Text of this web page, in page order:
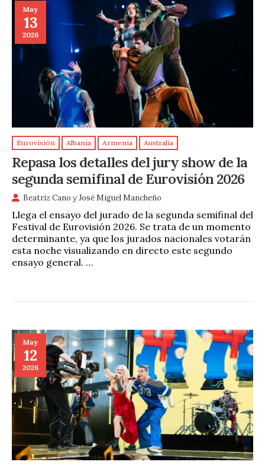
May
13
2026
Eurovisión Albania Armenia Australia
Repasa los detalles del jury show de la
segunda semifinal de Eurovisión 2026
Beatriz Cano yJosé Miguel Mancheño
Llega el ensayo del jurado de la segunda semifinal del
Festival de Eurovisión 2026. Se trata de un momento
determinante, ya que los jurados nacionales votarán
esta noche visualizando en directo este segundo
ensayo general. …
May
12
2026